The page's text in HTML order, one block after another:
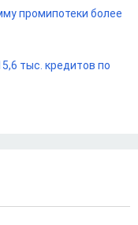
промипотеки более
тыс. кредитов по